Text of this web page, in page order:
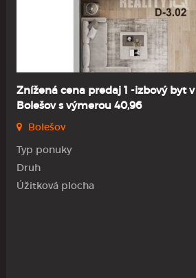
Znížená cena predaj 1 -izbový byt
Bolešov s výmerou 40,96
Bolešov
Typ ponuky
Druh
Úžitková plocha